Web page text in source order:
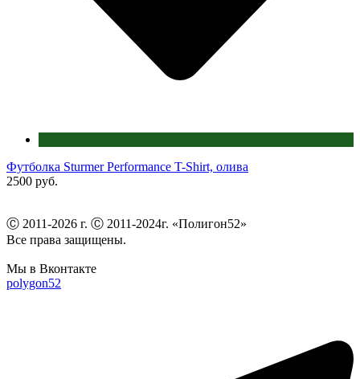
Футболка Sturmer Performance T-Shirt, олива
2500 руб.
Ⓒ 2011-2026 г. Ⓒ 2011-2024г. «Полигон52»
Все права защищены.
Мы в Вконтакте
polygon52